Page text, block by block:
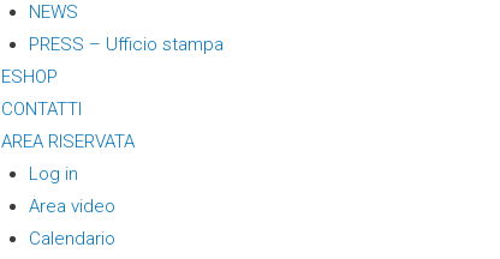
NEWS
PRESS – Ufficio stampa
ESHOP
CONTATTI
AREA RISERVATA
Log in
Area video
Calendario